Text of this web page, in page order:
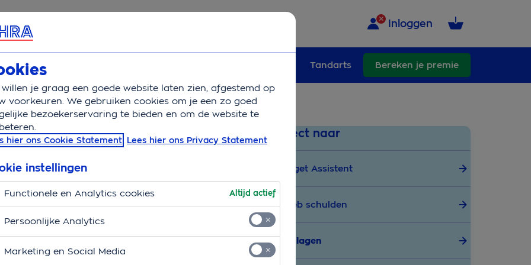
& Contact Inloggen
Tandarts Bereken je premie
Direct naar
Budget Assistent
Ik heb schulden
Toeslagen
willen je graag een goede website laten zien, afgestemd op
voorkeuren. We gebruiken cookies om je een zo goed
bezoekerservaring te bieden en om de website te
hier ons Cookie Statement Lees hier ons Privacy Statement
instellingen
Functionele en Analytics cookies Altijd actief
Persoonlijke Analytics
Marketing en Social Media